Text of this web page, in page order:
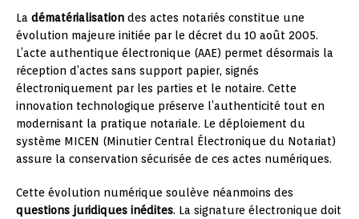
La dématérialisation des actes notariés constitue une
évolution majeure initiée par le décret du 10 août 2005.
L’acte authentique électronique (AAE) permet désormais la
réception d’actes sans support papier, signés
électroniquement par les parties et le notaire. Cette
innovation technologique préserve l’authenticité tout en
modernisant la pratique notariale. Le déploiement du
système MICEN (Minutier Central Électronique du Notariat)
assure la conservation sécurisée de ces actes numériques.
Cette évolution numérique soulève néanmoins des
questions juridiques inédites. La signature électronique doit